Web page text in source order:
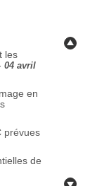
les
04 avril
en
prévues
de